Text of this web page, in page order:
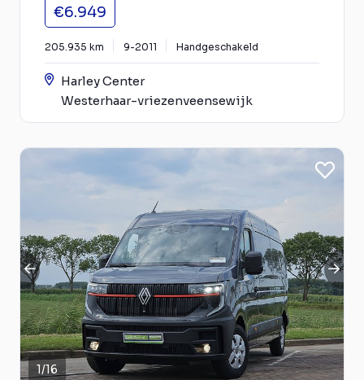
€6.949
205.935 km 9-2011 Handgeschakeld
Harley Center
Westerhaar-vriezenveensewijk
1/16